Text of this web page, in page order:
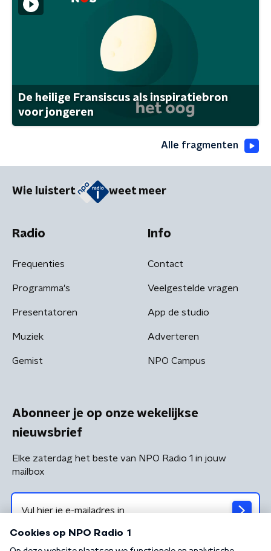
De heilige Fransiscus als inspiratiebron
voor jongeren
Alle fragmenten
Wie luistert weet meer
Radio
Frequenties
Programma's
Presentatoren
Muziek
Gemist
Info
Contact
Veelgestelde vragen
App de studio
Adverteren
NPO Campus
Abonneer je op onze wekelijkse
nieuwsbrief
Elke zaterdag het beste van NPO Radio 1 in jouw
mailbox